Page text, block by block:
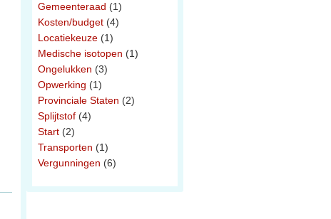
Gemeenteraad (1)
Kosten/budget (4)
Locatiekeuze (1)
Medische isotopen (1)
Ongelukken (3)
Opwerking (1)
Provinciale Staten (2)
Splijtstof (4)
Start (2)
Transporten (1)
Vergunningen (6)